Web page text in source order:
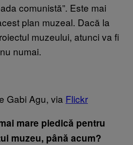
comunistă”. Este mai
plan muzeal. Dacă la
muzeului, atunci va fi
numai.
Gabi Agu, via F​lickr
mare piedică pentru
muzeu, până acum?